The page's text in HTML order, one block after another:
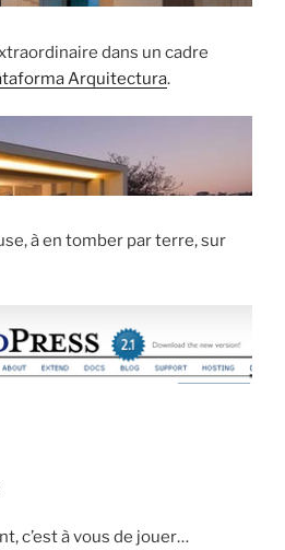
dans un cadre
Arquitectura.
à en tomber par terre, sur
c’est à vous de jouer…